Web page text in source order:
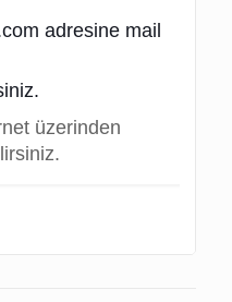
adresine mail
üzerinden